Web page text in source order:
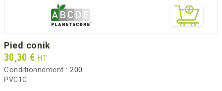
pied conik
Prix
30,30 € HT
Conditionnement : 200
PVC1C